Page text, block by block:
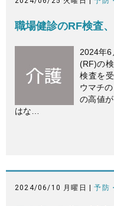
職場健診のRF検査
2024年
(RF)の
検査を
ウマチ
の高値
はな…
2024/06/10 月曜日 |予防